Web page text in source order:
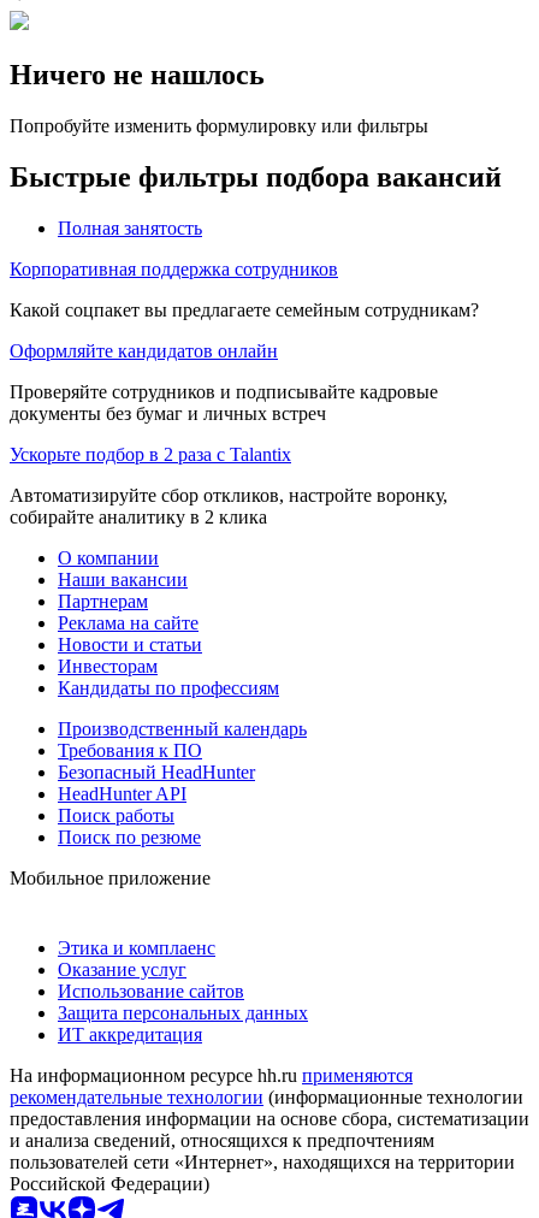
Ничего не нашлось
Попробуйте изменить формулировку или фильтры
Быстрые фильтры подбора вакансий
Полная занятость
Корпоративная поддержка сотрудников
Какой соцпакет вы предлагаете семейным сотрудникам?
Оформляйте кандидатов онлайн
Проверяйте сотрудников и подписывайте кадровые
документы без бумаг и личных встреч
Ускорьте подбор в 2 раза с Talantix
Автоматизируйте сбор откликов, настройте воронку,
собирайте аналитику в 2 клика
О компании
Наши вакансии
Партнерам
Реклама на сайте
Новости и статьи
Инвесторам
Кандидаты по профессиям
Производственный календарь
Требования к ПО
Безопасный HeadHunter
HeadHunter API
Поиск работы
Поиск по резюме
Мобильное приложение
Этика и комплаенс
Оказание услуг
Использование сайтов
Защита персональных данных
ИТ аккредитация
На информационном ресурсе hh.ru применяются
рекомендательные технологии (информационные технологии
предоставления информации на основе сбора, систематизации
и анализа сведений, относящихся к предпочтениям
пользователей сети «Интернет», находящихся на территории
Российской Федерации)